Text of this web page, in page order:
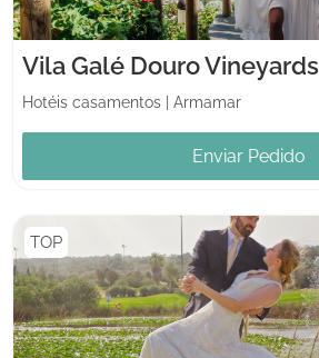
Vila Galé Douro Vineyards
Hotéis casamentos Armamar
Enviar Pedido
TOP